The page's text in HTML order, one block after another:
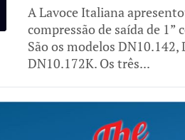
A Lavoce Italiana
compressão de saída de 1”
São os modelos DN10.142,
DN10.172K. Os três...